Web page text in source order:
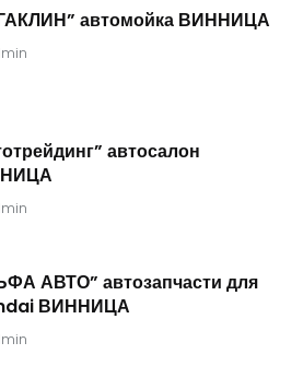
автомойка ВИННИЦА
автосалон
АВТО” автозапчасти для
ВИННИЦА